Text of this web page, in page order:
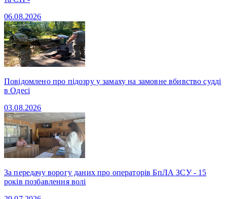
06.08.2026
Повідомлено про підозру у замаху на замовне вбивство судді
в Одесі
03.08.2026
За передачу ворогу даних про операторів БпЛА ЗСУ - 15
років позбавлення волі